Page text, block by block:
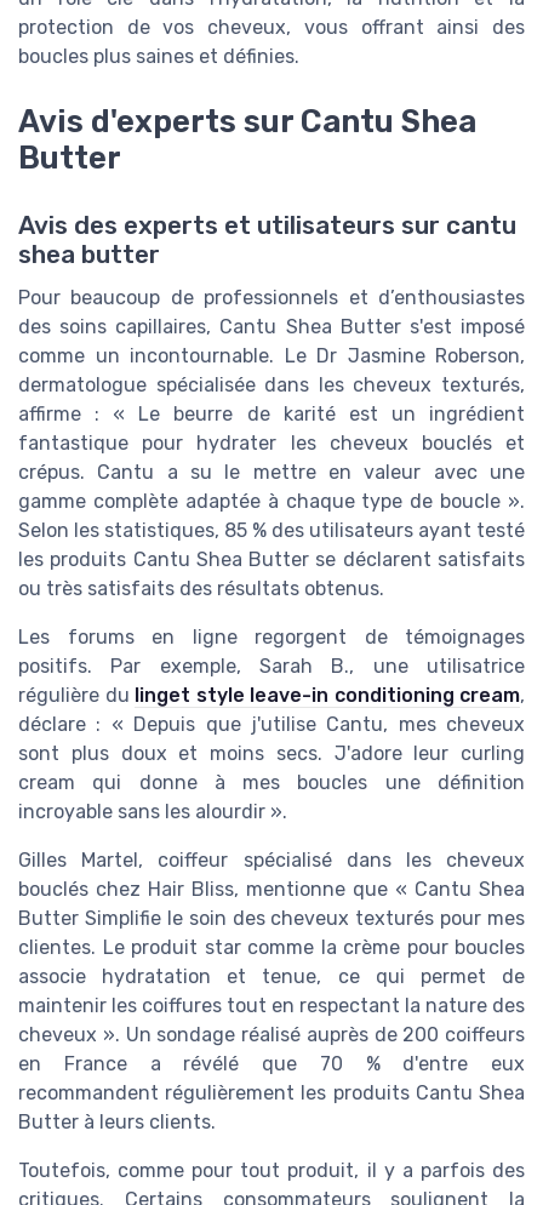
protection de vos cheveux, vous offrant ainsi des
boucles plus saines et définies.
Avis d'experts sur Cantu Shea
Butter
Avis des experts et utilisateurs sur cantu
shea butter
Pour beaucoup de professionnels et d’enthousiastes
des soins capillaires, Cantu Shea Butter s'est imposé
comme un incontournable. Le Dr Jasmine Roberson,
dermatologue spécialisée dans les cheveux texturés,
affirme : « Le beurre de karité est un ingrédient
fantastique pour hydrater les cheveux bouclés et
crépus. Cantu a su le mettre en valeur avec une
gamme complète adaptée à chaque type de boucle ».
Selon les statistiques, 85 % des utilisateurs ayant testé
les produits Cantu Shea Butter se déclarent satisfaits
ou très satisfaits des résultats obtenus.
Les forums en ligne regorgent de témoignages
positifs. Par exemple, Sarah B., une utilisatrice
régulière du linget style leave-in conditioning cream,
déclare : « Depuis que j'utilise Cantu, mes cheveux
sont plus doux et moins secs. J'adore leur curling
cream qui donne à mes boucles une définition
incroyable sans les alourdir ».
Gilles Martel, coiffeur spécialisé dans les cheveux
bouclés chez Hair Bliss, mentionne que « Cantu Shea
Butter Simplifie le soin des cheveux texturés pour mes
clientes. Le produit star comme la crème pour boucles
associe hydratation et tenue, ce qui permet de
maintenir les coiffures tout en respectant la nature des
cheveux ». Un sondage réalisé auprès de 200 coiffeurs
en France a révélé que 70 % d'entre eux
recommandent régulièrement les produits Cantu Shea
Butter à leurs clients.
Toutefois, comme pour tout produit, il y a parfois des
critiques. Certains consommateurs soulignent la